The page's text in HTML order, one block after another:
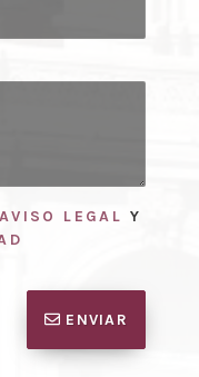
AVISO LEGAL Y
ENVIAR